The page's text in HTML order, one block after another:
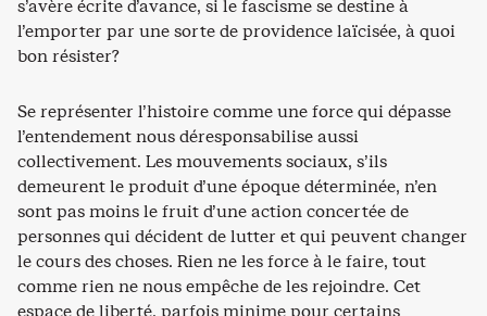
s’avère écrite d’avance, si le fascisme se destine à
l’emporter par une sorte de providence laïcisée, à quoi
bon résister?
Se représenter l’histoire comme une force qui dépasse
l’entendement nous déresponsabilise aussi
collectivement. Les mouvements sociaux, s’ils
demeurent le produit d’une époque déterminée, n’en
sont pas moins le fruit d’une action concertée de
personnes qui décident de lutter et qui peuvent changer
le cours des choses. Rien ne les force à le faire, tout
comme rien ne nous empêche de les rejoindre. Cet
espace de liberté, parfois minime pour certains